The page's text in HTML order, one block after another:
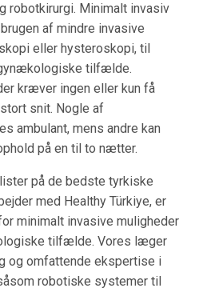
robotkirurgi. Minimalt invasiv
af mindre invasive
eller hysteroskopi, til
tilfælde.
kræver ingen eller kun få
snit. Nogle af
ambulant, mens andre kan
på en til to nætter.
på de bedste tyrkiske
med Healthy Türkiye, er
minimalt invasive muligheder
tilfælde. Vores læger
og omfattende ekspertise i
robotiske systemer til